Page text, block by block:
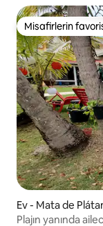
Misafirlerin
Misafirlerin
Ev - Mata de
Plajın yanında